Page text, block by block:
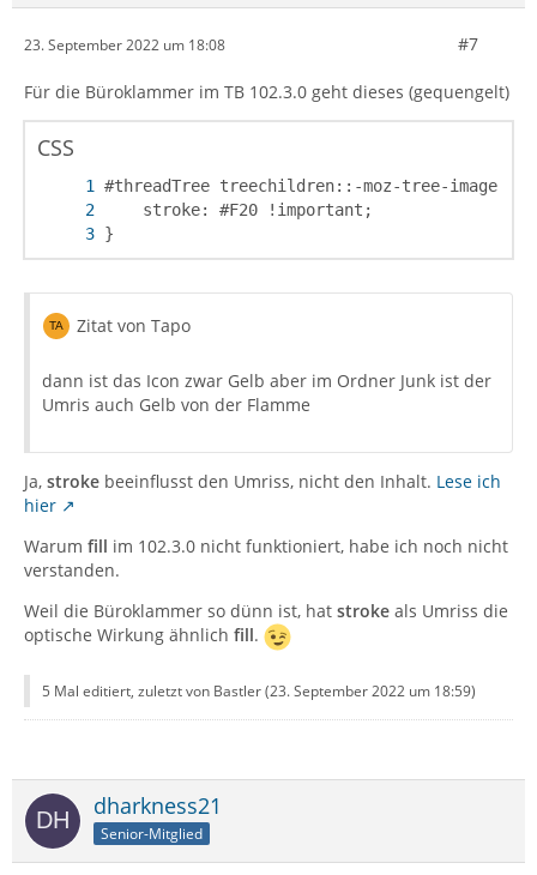
23. September 2022 um 18:08 #7
Für die Büroklammer im TB 102.3.0 geht dieses (gequengelt)
CSS
}
Zitat von Tapo
dann ist das Icon zwar Gelb aber im Ordner Junk ist der
Umris auch Gelb von der Flamme
Ja, stroke beeinflusst den Umriss, nicht den Inhalt. Lese ich
hier
Warum fill im 102.3.0 nicht funktioniert, habe ich noch nicht
verstanden.
Weil die Büroklammer so dünn ist, hat stroke als Umriss die
optische Wirkung ähnlich fill.
5 Mal editiert, zuletzt von Bastler (23. September 2022 um 18:59)
dharkness21
Senior-Mitglied